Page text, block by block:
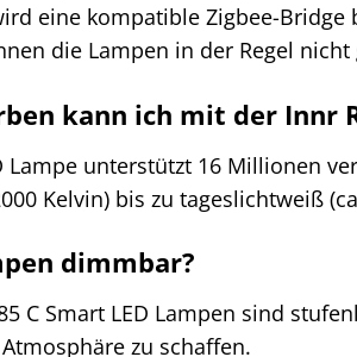
eine kompatible Zigbee-
die Lampen in der Regel
kann ich mit der Innr
Lampe unterstützt 16 Millionen
Kelvin) bis zu tageslichtweiß
dimmbar?
C Smart LED Lampen sind
zu schaffen.